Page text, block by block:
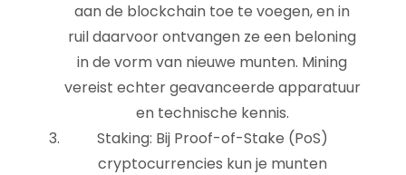
aan de blockchain toe te voegen, en in
ruil daarvoor ontvangen ze een beloning
in de vorm van nieuwe munten. Mining
vereist echter geavanceerde apparatuur
en technische kennis.
Staking: Bij Proof-of-Stake (PoS)
cryptocurrencies kun je munten